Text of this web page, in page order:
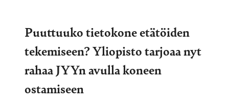
Puuttuuko tietokone etätöiden
tekemiseen? Yliopisto tarjoaa nyt
rahaa JYYn avulla koneen
ostamiseen